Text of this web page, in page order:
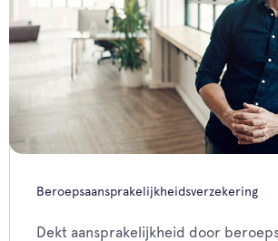
Beroepsaansprakelijkheidsverzekering
Dekt aansprakelijkheid door